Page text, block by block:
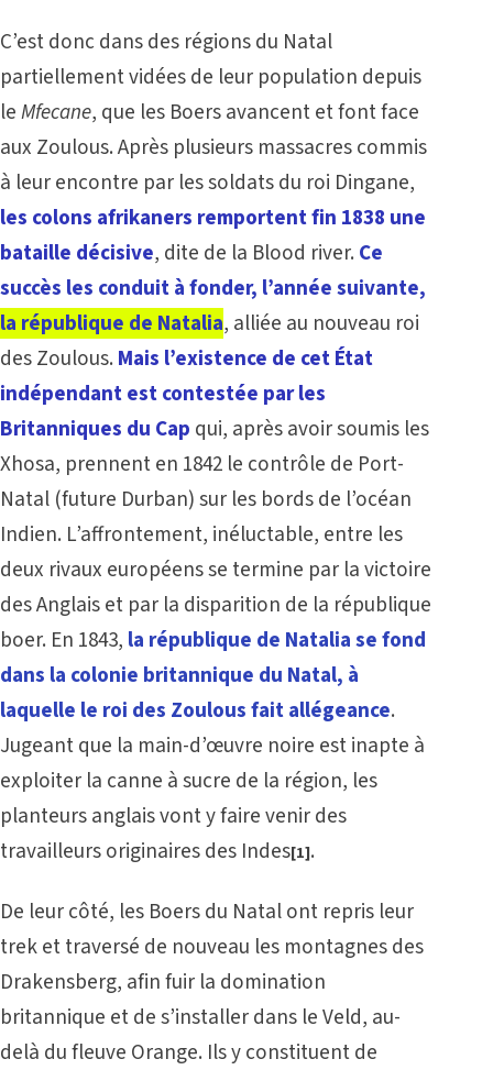
C’est donc dans des régions du Natal
partiellement vidées de leur population depuis
leMfecane, que les Boers avancent et font face
aux Zoulous. Après plusieurs massacres commis
à leur encontre par les soldats du roi Dingane,
les colons afrikaners remportent fin 1838 une
bataille décisive, dite de la Blood river. Ce
succès les conduit à fonder, l’année suivante,
la république de Natalia, alliée au nouveau roi
des Zoulous. Mais l’existence de cet État
indépendant est contestée par les
Britanniques du Cap qui, après avoir soumis les
Xhosa, prennent en 1842 le contrôle de Port-
Natal (future Durban) sur les bords de l’océan
Indien. L’affrontement, inéluctable, entre les
deux rivaux européens se termine par la victoire
des Anglais et par la disparition de la république
boer. En 1843, la république de Natalia se fond
dans la colonie britannique du Natal, à
laquelle le roi des Zoulous fait allégeance.
Jugeant que la main-d’œuvre noire est inapte à
exploiter la canne à sucre de la région, les
planteurs anglais vont y faire venir des
travailleurs originaires des Indes[1].
De leur côté, les Boers du Natal ont repris leur
trek et traversé de nouveau les montagnes des
Drakensberg, afin fuir la domination
britannique et de s’installer dans le Veld, au-
delà du fleuve Orange. Ils y constituent de